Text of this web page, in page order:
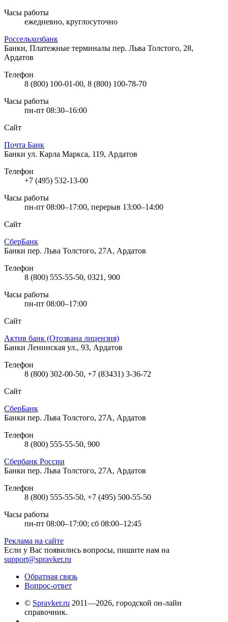
Часы работы
ежедневно, круглосуточно
Россельхозбанк
Банки, Платежные терминалы пер. Льва Толстого, 28,
Ардатов
Телефон
8 (800) 100-01-00, 8 (800) 100-78-70
Часы работы
пн-пт 08:30–16:00
Сайт
Почта Банк
Банки ул. Карла Маркса, 119, Ардатов
Телефон
+7 (495) 532-13-00
Часы работы
пн-пт 08:00–17:00, перерыв 13:00–14:00
Сайт
СберБанк
Банки пер. Льва Толстого, 27А, Ардатов
Телефон
8 (800) 555-55-50, 0321, 900
Часы работы
пн-пт 08:00–17:00
Сайт
Актив банк (Отозвана лицензия)
Банки Ленинская ул., 93, Ардатов
Телефон
8 (800) 302-00-50, +7 (83431) 3-36-72
Сайт
СберБанк
Банки пер. Льва Толстого, 27А, Ардатов
Телефон
8 (800) 555-55-50, 900
Сбербанк России
Банки пер. Льва Толстого, 27А, Ардатов
Телефон
8 (800) 555-55-50, +7 (495) 500-55-50
Часы работы
пн-пт 08:00–17:00; сб 08:00–12:45
Реклама на сайте
Если у Вас появились вопросы, пишите нам на
support@spravker.ru
Обратная связь
Вопрос-ответ
© Spravker.ru 2011—2026, городской он-лайн
справочник.